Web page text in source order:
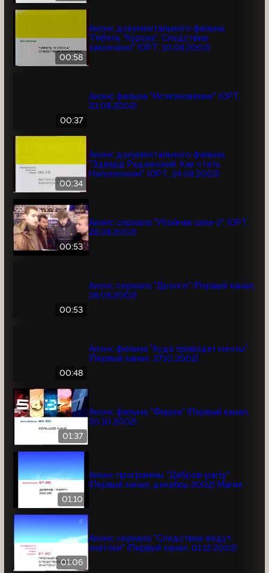
00:58
Анонс документального фильма
"Гибель "Курска". Следствие
закончено" (ОРТ, 10.08.2002)
00:37
Анонс фильма "Исчезновение" (ОРТ,
23.08.2002)
00:34
Анонс документального фильма
"Эдвард Радзинский: Как стать
Наполеоном" (ОРТ, 24.08.2002)
00:53
Анонс сериала "Убойная сила-2" (ОРТ,
28.08.2002)
00:53
Анонс сериала "Дронго" (Первый канал,
28.09.2002)
00:48
Анонс фильма "Куда приводят мечты"
(Первый канал, 27.10.2002)
01:37
Анонс фильма "Фирма" (Первый канал,
30.10.2002)
01:10
Анонс программы "Дибров-party"
(Первый канал, декабрь 2002) Магия
01:06
Анонс сериала "Следствие ведут
знатоки" (Первый канал, 01.12.2002)